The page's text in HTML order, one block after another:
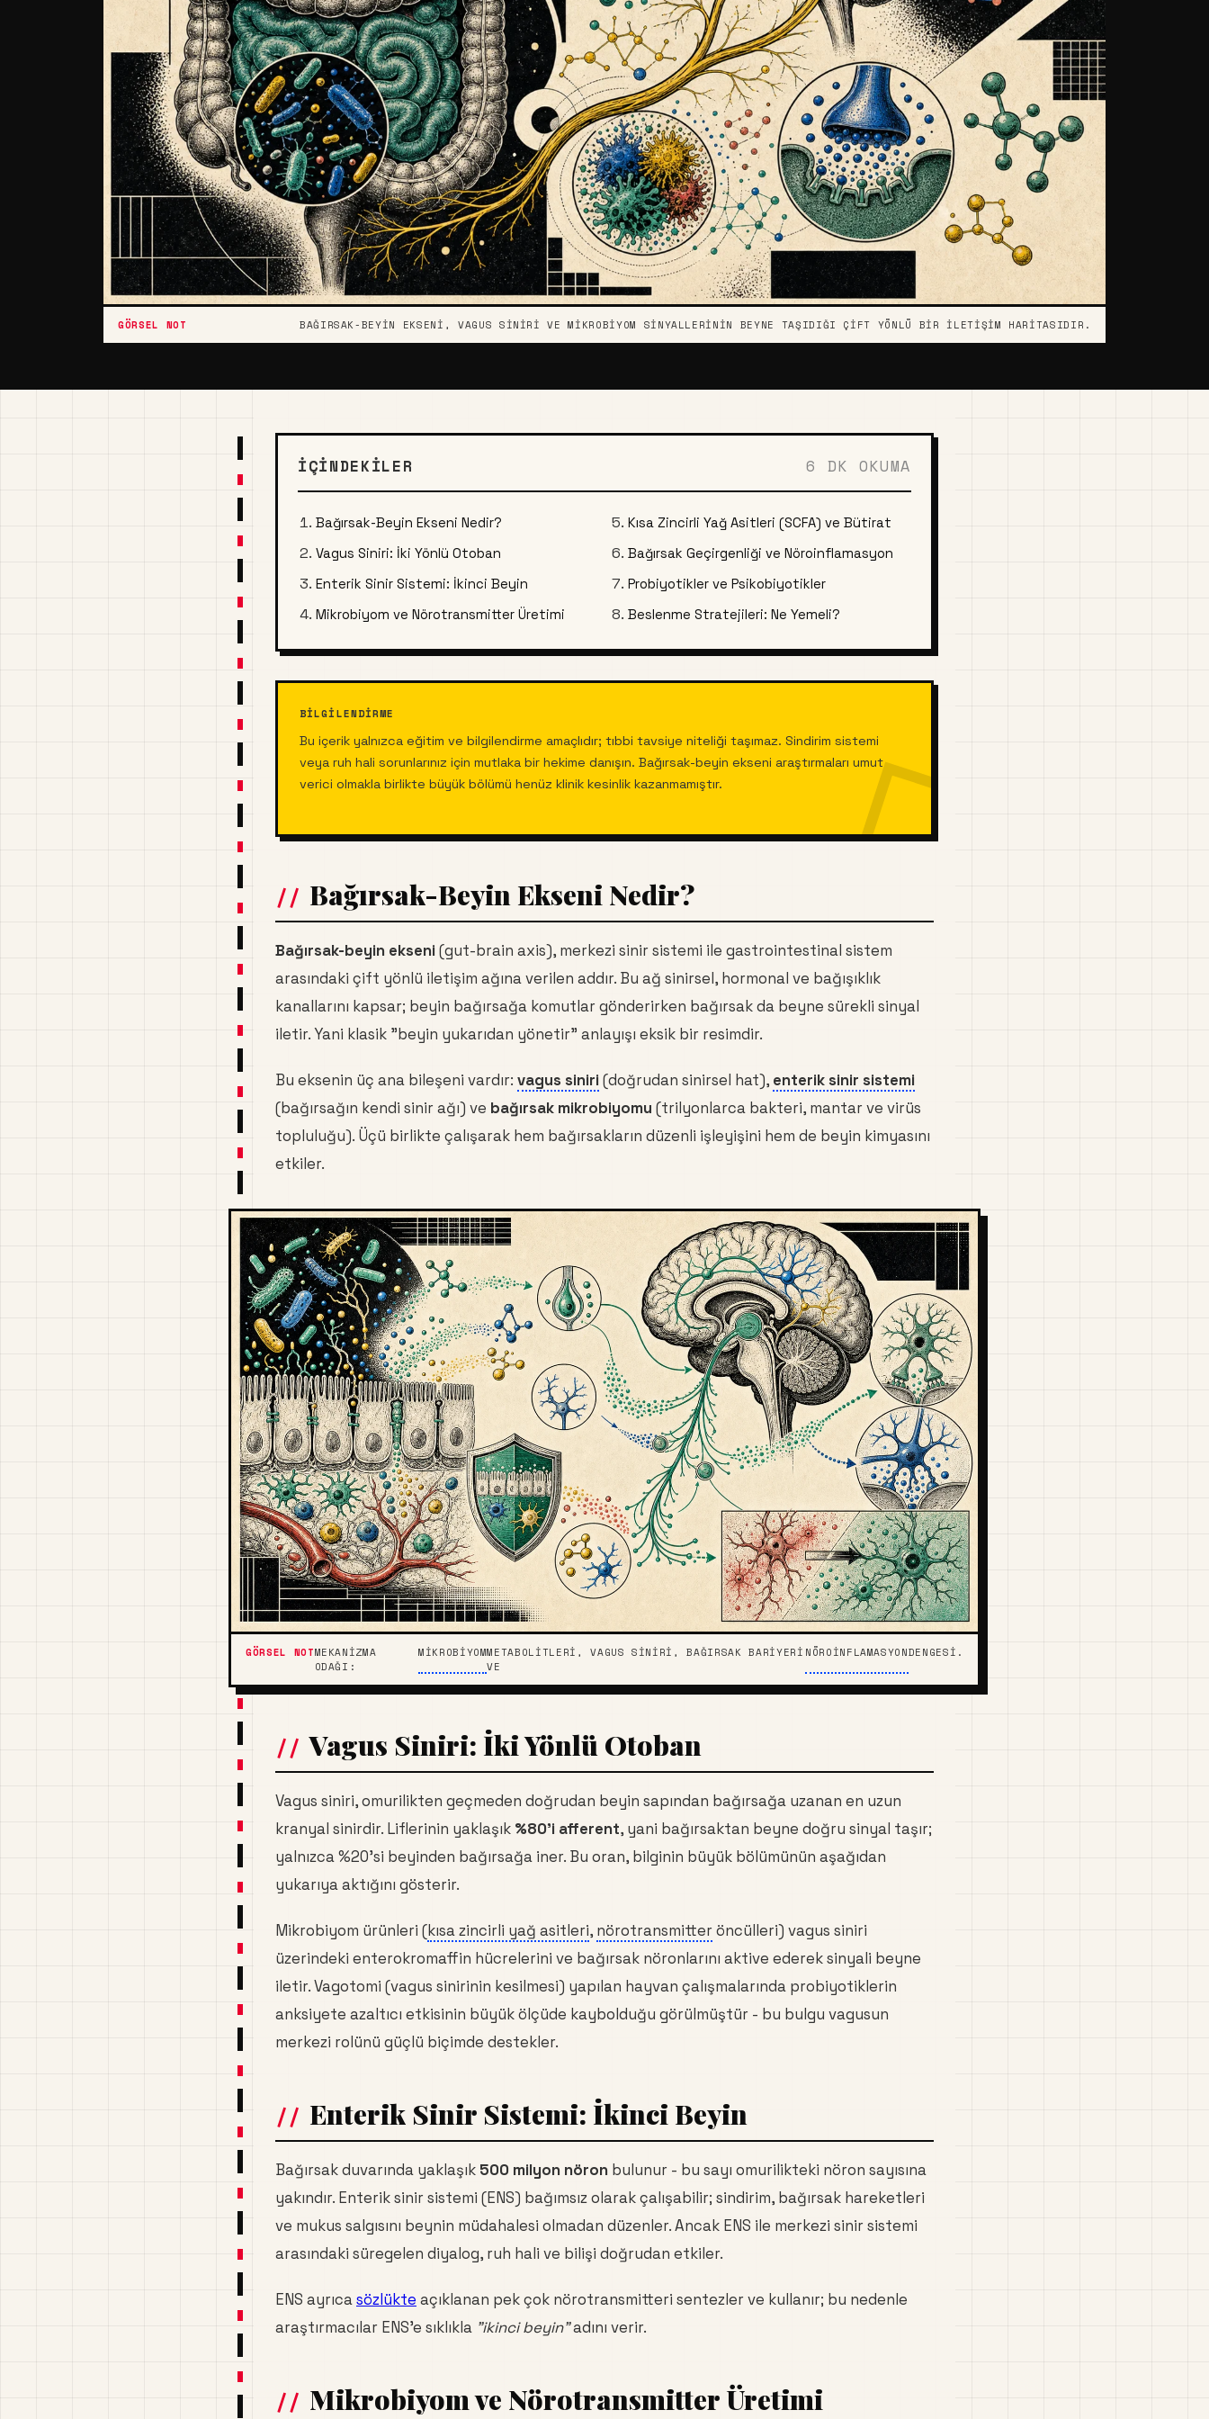
BAĞIRSAK-BEYIN EKSENI, VAGUS SINIRI VE MIKROBIYOM SINYALLERININ BEYNE TAŞIDIĞI ÇIFT YÖNLÜ BIR ILETIŞIM HARITASIDIR.
İÇINDEKILER 6 DK OKUMA
Bağırsak-Beyin Ekseni Nedir?
Vagus Siniri: İki Yönlü Otoban
Enterik Sinir Sistemi: İkinci Beyin
Mikrobiyom ve Nörotransmitter Üretimi
Kısa Zincirli Yağ Asitleri (SCFA) ve Bütirat
Bağırsak Geçirgenliği ve Nöroinflamasyon
Probiyotikler ve Psikobiyotikler
Beslenme Stratejileri: Ne Yemeli?
BILGILENDIRME
Bu içerik yalnızca eğitim ve bilgilendirme amaçlıdır; tıbbi tavsiye niteliği taşımaz. Sindirim sistemi
veya ruh hali sorunlarınız için mutlaka bir hekime danışın. Bağırsak-beyin ekseni araştırmaları umut
verici olmakla birlikte büyük bölümü henüz klinik kesinlik kazanmamıştır.
Bağırsak-Beyin Ekseni Nedir?
Bağırsak-beyin ekseni (gut-brain axis), merkezi sinir sistemi ile gastrointestinal sistem
arasındaki çift yönlü iletişim ağına verilen addır. Bu ağ sinirsel, hormonal ve bağışıklık
kanallarını kapsar; beyin bağırsağa komutlar gönderirken bağırsak da beyne sürekli sinyal
iletir. Yani klasik "beyin yukarıdan yönetir" anlayışı eksik bir resimdir.
Bu eksenin üç ana bileşeni vardır: vagus siniri (doğrudan sinirsel hat), enterik sinir sistemi
(bağırsağın kendi sinir ağı) ve bağırsak mikrobiyomu (trilyonlarca bakteri, mantar ve virüs
topluluğu). Üçü birlikte çalışarak hem bağırsakların düzenli işleyişini hem de beyin kimyasını
etkiler.
MEKANIZMA
ODAĞI:
MIKROBIYOMMETABOLITLERI, VAGUS SINIRI, BAĞIRSAK BARIYERI
VE
NÖROINFLAMASYONDENGESI.
Vagus Siniri: İki Yönlü Otoban
Vagus siniri, omurilikten geçmeden doğrudan beyin sapından bağırsağa uzanan en uzun
kranyal sinirdir. Liflerinin yaklaşık %80'i afferent, yani bağırsaktan beyne doğru sinyal taşır;
yalnızca %20'si beyinden bağırsağa iner. Bu oran, bilginin büyük bölümünün aşağıdan
yukarıya aktığını gösterir.
Mikrobiyom ürünleri (kısa zincirli yağ asitleri, nörotransmitter öncülleri) vagus siniri
üzerindeki enterokromaffin hücrelerini ve bağırsak nöronlarını aktive ederek sinyali beyne
iletir. Vagotomi (vagus sinirinin kesilmesi) yapılan hayvan çalışmalarında probiyotiklerin
anksiyete azaltıcı etkisinin büyük ölçüde kaybolduğu görülmüştür - bu bulgu vagusun
merkezi rolünü güçlü biçimde destekler.
Enterik Sinir Sistemi: İkinci Beyin
Bağırsak duvarında yaklaşık 500 milyon nöron bulunur - bu sayı omurilikteki nöron sayısına
yakındır. Enterik sinir sistemi (ENS) bağımsız olarak çalışabilir; sindirim, bağırsak hareketleri
ve mukus salgısını beynin müdahalesi olmadan düzenler. Ancak ENS ile merkezi sinir sistemi
arasındaki süregelen diyalog, ruh hali ve bilişi doğrudan etkiler.
ENS ayrıcasözlükte açıklanan pek çok nörotransmitteri sentezler ve kullanır; bu nedenle
araştırmacılar ENS'e sıklıkla "ikinci beyin"adını verir.
Mikrobiyom ve Nörotransmitter Üretimi